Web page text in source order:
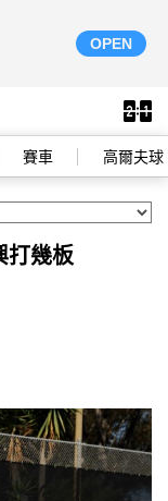
OPEN
賽車 高爾夫球
打幾板